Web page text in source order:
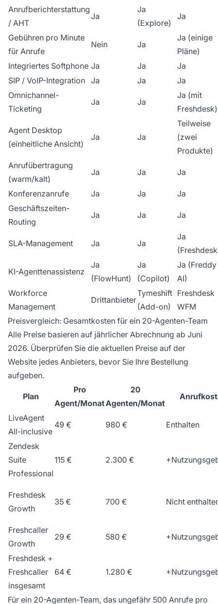
Anrufberichterstattung
/ AHT
Ja
Ja
(Explore)
Ja
Gebühren pro Minute
für Anrufe
Nein Ja
Ja (einige
Pläne)
Integriertes Softphone Ja Ja
Ja
SIP / VoIP-Integration Ja Ja
Ja
Omnichannel-
Ticketing
Ja Ja
Ja (mit
Freshdesk)
Agent Desktop
(einheitliche Ansicht)
Ja Ja
Teilweise
(zwei
Produkte)
Anrufübertragung
(warm/kalt)
Ja Ja Ja
Konferenzanrufe Ja Ja
Ja
Geschäftszeiten-
Routing
Ja Ja Ja
SLA-Management Ja Ja
Ja
KI-Agenttenassistenz
Ja
(FlowHunt)
Ja
(Copilot)
Ja (Freddy
AI)
Workforce
Management
Drittanbieter
Tymeshift
(Add-on)
Freshdesk
WFM
Preisvergleich: Gesamtkosten für ein 20-Agenten-Team
Alle Preise basieren auf jährlicher Abrechnung ab Juni
2026. Überprüfen Sie die aktuellen Preise auf der
Website jedes Anbieters, bevor Sie Ihre Bestellung
aufgeben.
Plan
Pro
Agent/Monat
20
Agenten/Monat
LiveAgent
All-inclusive
49 € 980 € Enthalten
Zendesk
Suite
Professional
115 € 2.300 €
Freshdesk
Growth
35 € 700 € Nicht
Freshcaller
Growth
29 € 580 €
Freshdesk +
Freshcaller
insgesamt
64 € 1.280 €
Für ein 20-Agenten-Team, das ungefähr 500 Anrufe pro